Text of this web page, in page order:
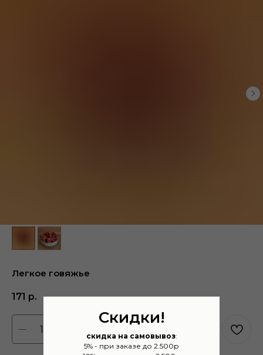
Скидки!
скидка на самовывоз:
5% - при заказе до 2.500р
Легкое говяжье
171 р.